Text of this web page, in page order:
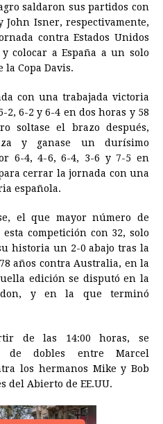
n
t
e
r
e
s
n
k
e
d
I
n
a
i
l
i
n
t
p
y
L
n
k
saldaron sus partidos con
Isner, respectivamente,
contra Estados Unidos
colocar a España a un solo
Copa Davis.
con una trabajada victoria
2, 6-2 y 6-4 en dos horas y 58
soltase el brazo después,
y ganase un durísimo
6-4, 4-6, 6-4, 3-6 y 7-5 en
cerrar la jornada con una
española.
el que mayor número de
competición con 32, solo
historia un 2-0 abajo tras la
años contra Australia, en la
edición se disputó en la
y en la que terminó
de las 14:00 horas, se
de dobles entre Marcel
los hermanos Mike y Bob
del Abierto de EE.UU.